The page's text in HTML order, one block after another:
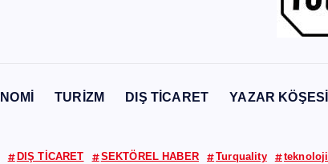
TURİZM DIŞ TİCARET YAZAR KÖŞESİ
DIŞ TİCARET SEKTÖREL HABER Turquality teknoloji